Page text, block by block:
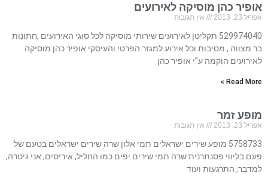
אופיר כהן מוסיקה לאירועים
אפריל 23, 2013 אין תגובות
529974040 תקליטן לאירועים שירותי מוסיקה לכל סוגי האירועים ,חתונות
בר מצווה , מסיבות וכל אירוע למגזר הפרטי והעיסקי.אופיר כהן מוסיקה
לאירועים הוקמה ע”י אופיר כהן
Read More »
מופע זמר
אפריל 23, 2013 אין תגובות
5758733 מופע שירים ישראלים תמי אלון שרה שירים ישראלים בטעם של
פעם.בליווי פסנתרנית שרה תמי שירים יפים כמו החליל, איריסים, אני גיטרה,
למדבר, התרגעות ועוד